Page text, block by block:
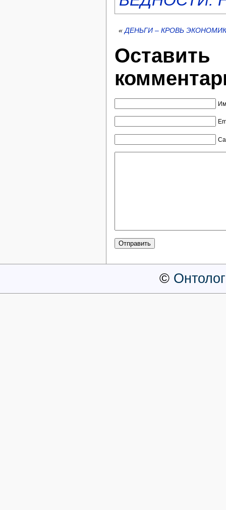
« ДЕНЬГИ – КРОВЬ
Оставить
©